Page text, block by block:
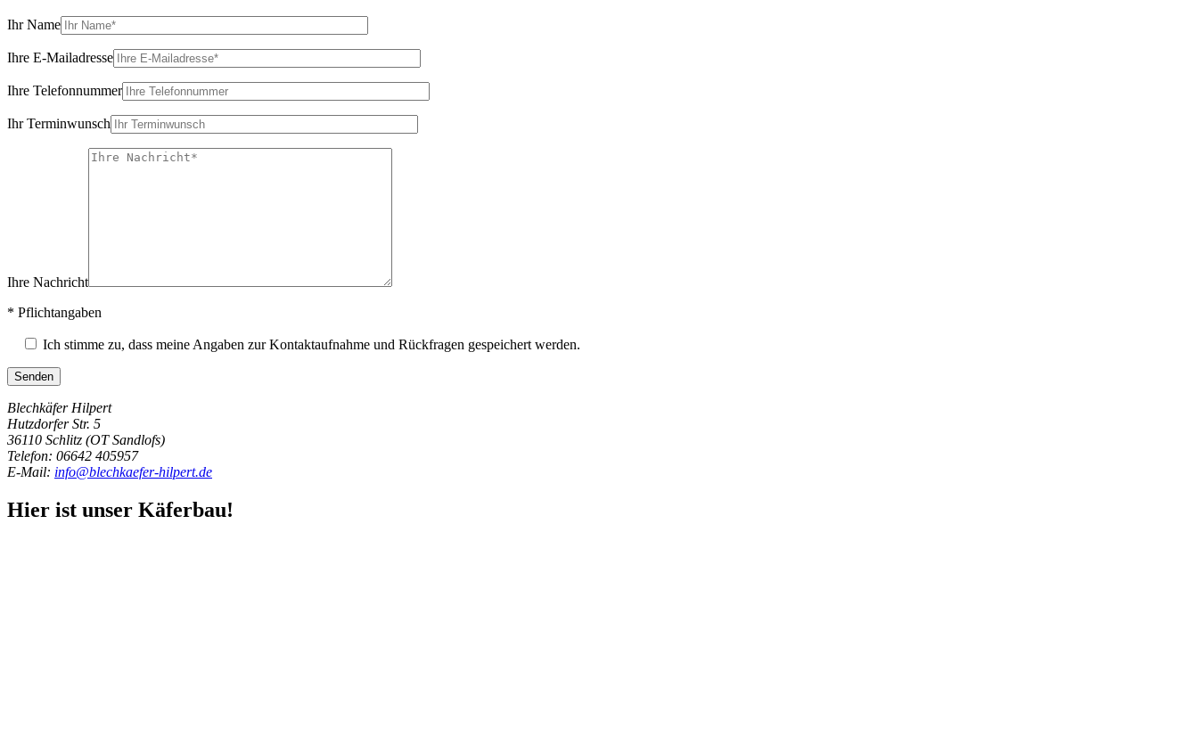
Ihr Name
Ihre E-Mailadresse
Ihre Telefonnummer
Ihr Terminwunsch
Ihre Nachricht
* Pflichtangaben
Ich stimme zu, dass meine Angaben zur Kontaktaufnahme und Rückfragen gespeichert werden.
Blechkäfer Hilpert
Hutzdorfer Str. 5
36110 Schlitz (OT Sandlofs)
Telefon: 06642 405957
E-Mail: info@blechkaefer-hilpert.de
Hier ist unser Käferbau!